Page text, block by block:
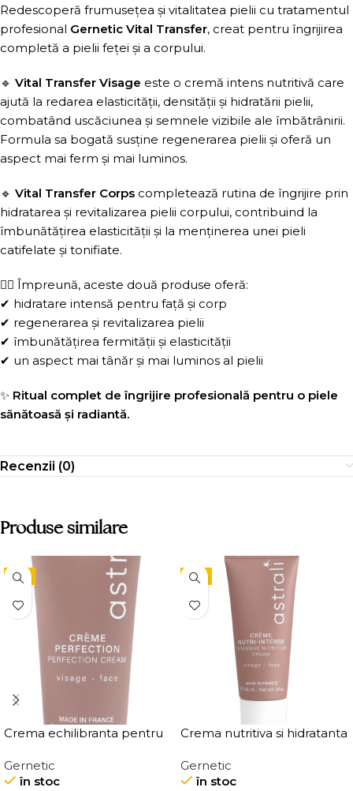
Redescoperă frumusețea și vitalitatea pielii cu tratamentul
profesional Gernetic Vital Transfer, creat pentru îngrijirea
completă a pielii feței și a corpului.
🔹 Vital Transfer Visage este o cremă intens nutritivă care
ajută la redarea elasticității, densității și hidratării pielii,
combatând uscăciunea și semnele vizibile ale îmbătrânirii.
Formula sa bogată susține regenerarea pielii și oferă un
aspect mai ferm și mai luminos.
🔹 Vital Transfer Corps completează rutina de îngrijire prin
hidratarea și revitalizarea pielii corpului, contribuind la
îmbunătățirea elasticității și la menținerea unei pieli
catifelate și tonifiate.
💆‍♀️ Împreună, aceste două produse oferă:
✔ hidratare intensă pentru față și corp
✔ regenerarea și revitalizarea pielii
✔ îmbunătățirea fermității și elasticității
✔ un aspect mai tânăr și mai luminos al pielii
✨ Ritual complet de îngrijire profesională pentru o piele
sănătoasă și radiantă.
Recenzii (0)
Produse similare
-5%
Crema echilibranta pentru
Gernetic
în stoc
-5%
Crema nutritiva si hidratanta
Intense
Gernetic
în stoc